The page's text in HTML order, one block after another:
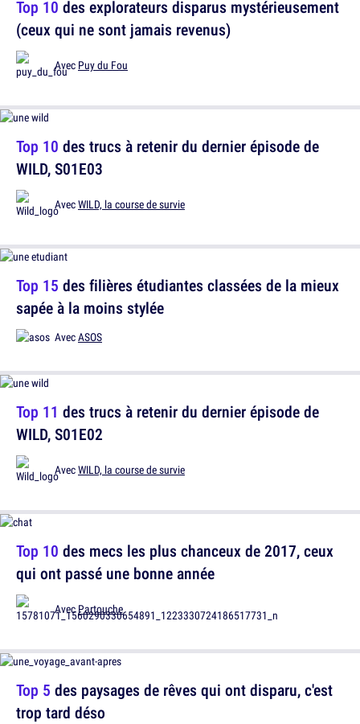
Top 10 des explorateurs disparus mystérieusement
(ceux qui ne sont jamais revenus)
Avec Puy du Fou
Top 15 des filières étudiantes classées de la mieux
sapée à la moins stylée
AvecASOS
Top 10 des mecs les plus chanceux de 2017, ceux
qui ont passé une bonne année
AvecPartouche
Top 10 des trucs à retenir du dernier épisode de
WILD, S01E03
AvecWILD, la course de survie
Top 11 des trucs à retenir du dernier épisode de
WILD, S01E02
AvecWILD, la course de survie
Top 5 des paysages de rêves qui ont disparu, c'est
trop tard déso